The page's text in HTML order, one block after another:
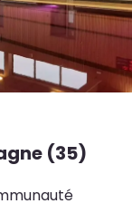
(35)